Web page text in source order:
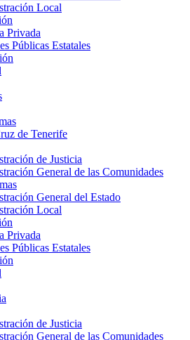
Local
Privada
Públicas Estatales
de Tenerife
de Justicia
General de las Comunidades
General del Estado
Local
Privada
Públicas Estatales
de Justicia
General de las Comunidades